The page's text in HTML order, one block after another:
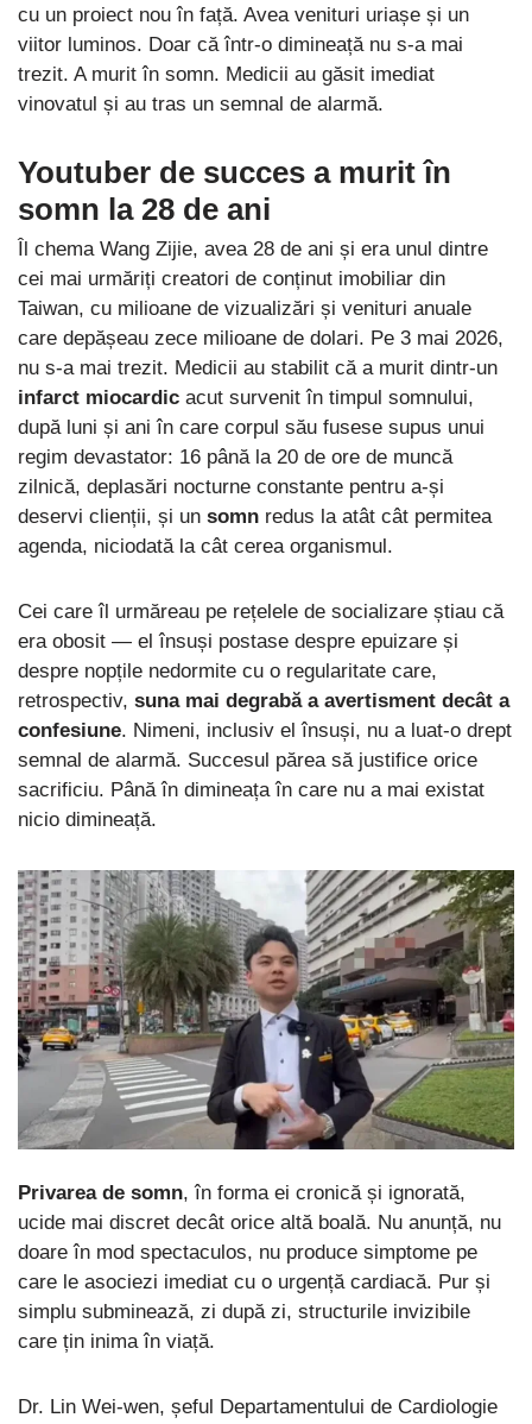
cu un proiect nou în față. Avea venituri uriașe și un
viitor luminos. Doar că într-o dimineață nu s-a mai
trezit. A murit în somn. Medicii au găsit imediat
vinovatul și au tras un semnal de alarmă.
Youtuber de succes a murit în
somn la 28 de ani
Îl chema Wang Zijie, avea 28 de ani și era unul dintre
cei mai urmăriți creatori de conținut imobiliar din
Taiwan, cu milioane de vizualizări și venituri anuale
care depășeau zece milioane de dolari. Pe 3 mai 2026,
nu s-a mai trezit. Medicii au stabilit că a murit dintr-un
infarct miocardic acut survenit în timpul somnului,
după luni și ani în care corpul său fusese supus unui
regim devastator: 16 până la 20 de ore de muncă
zilnică, deplasări nocturne constante pentru a-și
deservi clienții, și un somn redus la atât cât permitea
agenda, niciodată la cât cerea organismul.
Cei care îl urmăreau pe rețelele de socializare știau că
era obosit — el însuși postase despre epuizare și
despre nopțile nedormite cu o regularitate care,
retrospectiv, suna mai degrabă a avertisment decât a
confesiune. Nimeni, inclusiv el însuși, nu a luat-o drept
semnal de alarmă. Succesul părea să justifice orice
sacrificiu. Până în dimineața în care nu a mai existat
nicio dimineață.
Privarea de somn, în forma ei cronică și ignorată,
ucide mai discret decât orice altă boală. Nu anunță, nu
doare în mod spectaculos, nu produce simptome pe
care le asociezi imediat cu o urgență cardiacă. Pur și
simplu subminează, zi după zi, structurile invizibile
care țin inima în viață.
Dr. Lin Wei-wen, șeful Departamentului de Cardiologie